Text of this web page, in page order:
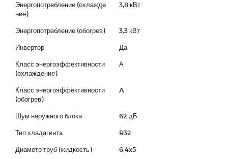
Энергопотребление (охлажде
ние)
3,8 кВт
Энергопотребление (обогрев) 3,3 кВт
Инвертор Да
Класс энергоэффективности
(охлаждение)
А
Класс энергоэффективности
(обогрев)
A
Шум наружного блока 62 дБ
Тип хладагента R32
Диаметр труб (жидкость) 6,4x5